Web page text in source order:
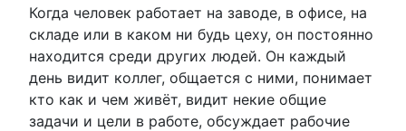
Когда человек работает на заводе, в офисе, на
складе или в каком ни будь цеху, он постоянно
находится среди других людей. Он каждый
день видит коллег, общается с ними, понимает
кто как и чем живёт, видит некие общие
задачи и цели в работе, обсуждает рабочие